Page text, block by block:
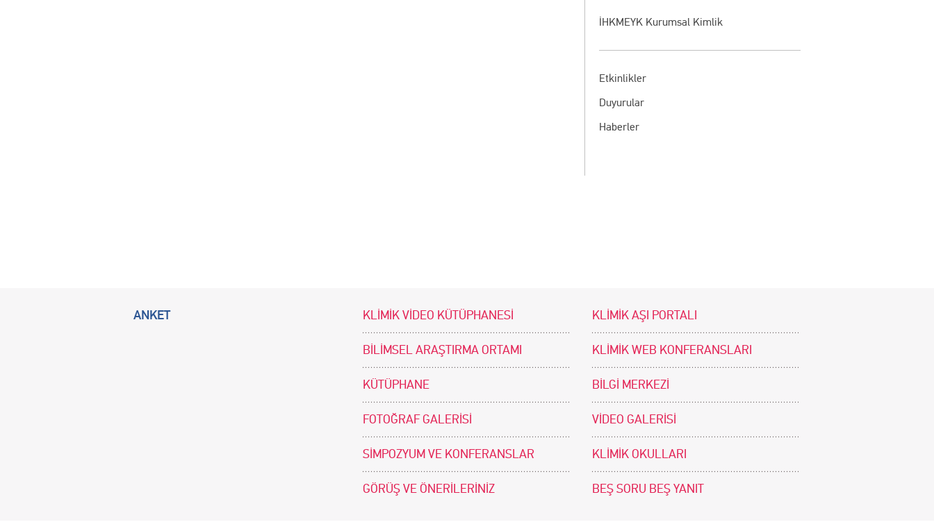
İHKMEYK Kurumsal Kimlik
Etkinlikler
Duyurular
Haberler
ANKET KLİMİK VİDEO KÜTÜPHANESİ KLİMİK AŞI PORTALI
BİLİMSEL ARAŞTIRMA ORTAMI KLİMİK WEB KONFERANSLARI
KÜTÜPHANE BİLGİ MERKEZİ
FOTOĞRAF GALERİSİ VİDEO GALERİSİ
SİMPOZYUM VE KONFERANSLAR KLİMİK OKULLARI
GÖRÜŞ VE ÖNERİLERİNİZ BEŞ SORU BEŞ YANIT